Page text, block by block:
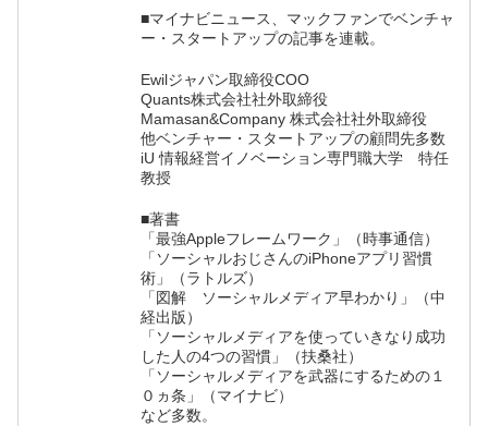
■マイナビニュース、マックファンでベンチャ
ー・スタートアップの記事を連載。
Ewilジャパン取締役COO
Quants株式会社社外取締役
Mamasan&Company 株式会社社外取締役
他ベンチャー・スタートアップの顧問先多数
iU 情報経営イノベーション専門職大学 特任
教授
■著書
「最強Appleフレームワーク」（時事通信）
「ソーシャルおじさんのiPhoneアプリ習慣
術」（ラトルズ）
「図解 ソーシャルメディア早わかり」（中
経出版）
「ソーシャルメディアを使っていきなり成功
した人の4つの習慣」（扶桑社）
「ソーシャルメディアを武器にするための１
０ヵ条」（マイナビ）
など多数。